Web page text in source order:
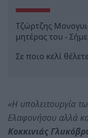
Τζώρτζης
μητέρας του -
Σε ποιο κελί
«Η υπολειτουργία
Ελαφονήσου αλλά
Κοκκινιάς